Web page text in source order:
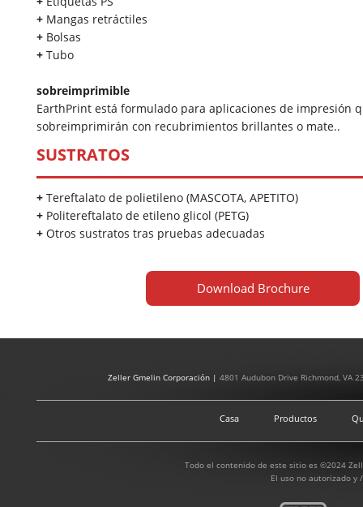
+ Mangas retráctiles
+ Bolsas
+ Tubo
sobreimprimible
EarthPrint está formulado para aplicaciones de impresión
sobreimprimirán con recubrimientos brillantes o mate..
SUSTRATOS
+ Tereftalato de polietileno (MASCOTA, APETITO)
+ Politereftalato de etileno glicol (PETG)
+ Otros sustratos tras pruebas adecuadas
Download Brochure
Zeller Gmelin Corporación | 4801 Audubon Drive Richmond, VA
Casa Productos
Todo el contenido de este sitio es ©2024
El uso no autorizado y